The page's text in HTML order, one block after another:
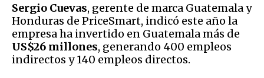
Sergio Cuevas, gerente de marca Guatemala y
Honduras de PriceSmart, indicó este año la
empresa ha invertido en Guatemala más de
US$26 millones, generando 400 empleos
indirectos y 140 empleos directos.